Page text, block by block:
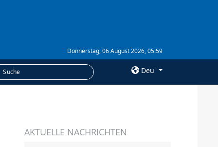
Donnerstag, 06 August 2026, 05:59
Deu
Abonnement
AKTUELLE NACHRICHTEN